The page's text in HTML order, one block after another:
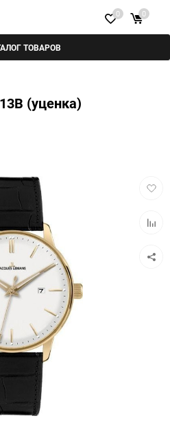
ТОВАРОВ
0 0
(уценка)